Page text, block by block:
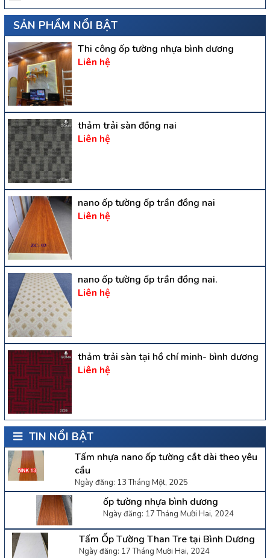
SẢN PHẨM NỔI BẬT
Thi công ốp tường nhựa bình dương
Liên hệ
thảm trải sàn đồng nai
Liên hệ
nano ốp tường ốp trần đồng nai
Liên hệ
nano ốp tường ốp trần đồng nai.
Liên hệ
thảm trải sàn tại hồ chí minh- bình dương
Liên hệ
TIN NỔI BẬT
Tấm nhựa nano ốp tường cắt dài theo yêu
cầu
Ngày đăng: 13 Tháng Một, 2025
ốp tường nhựa bình dương
Ngày đăng: 17 Tháng Mười Hai, 2024
Tấm Ốp Tường Than Tre tại Bình Dương
Ngày đăng: 17 Tháng Mười Hai, 2024